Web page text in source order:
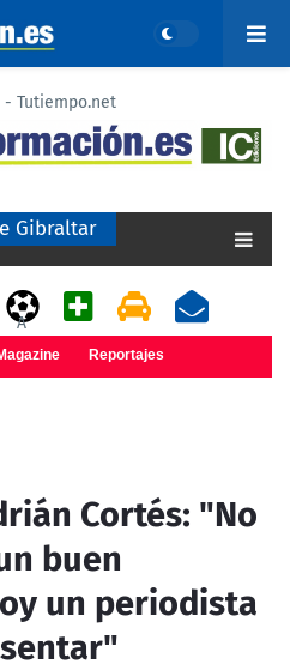
- Tutiempo.net
Gibraltar
A
Reportajes
Cortés: "No
buen
un periodista